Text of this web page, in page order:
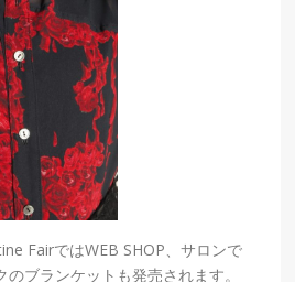
FairではWEB SHOP、サロンで
ブランケットも発売されます。